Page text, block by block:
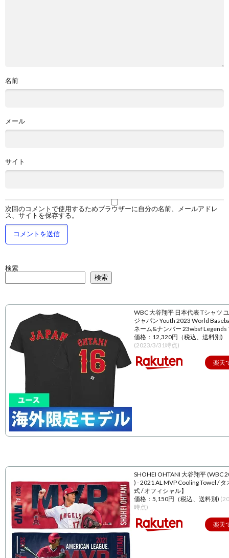
名前
メール
サイト
次回のコメントで使用するためブラウザーに自分の名前、メールアドレ
ス、サイトを保存する。
検索
検索
WBC 大谷翔平 日本代表 Tシャツ
ジャパン Youth 2023 World
ネーム&ナンバー 23wbsf Legends
価格：12,320円（税込、送料別)
(2023/3/31時点)
楽天
SHOHEI OHTANI 大谷翔平 (WBC
) - 2021 AL MVP Cooling Towel / タ
式 / オフィシャル】
価格：5,150円（税込、送料別)
時点)
楽天